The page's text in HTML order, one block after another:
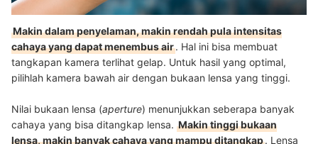
Makin dalam penyelaman, makin rendah pula intensitas
cahaya yang dapat menembus air. Hal ini bisa membuat
tangkapan kamera terlihat gelap. Untuk hasil yang optimal,
pilihlah kamera bawah air dengan bukaan lensa yang tinggi.
Nilai bukaan lensa (aperture) menunjukkan seberapa banyak
cahaya yang bisa ditangkap lensa. Makin tinggi bukaan
lensa, makin banyak cahaya yang mampu ditangkap. Lensa